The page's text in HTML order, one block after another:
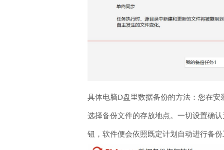
具体电脑D盘里数据备份的方法：您在安
选择备份文件的存放地点。一切设置确
钮，软件便会依照既定计划自动进行备